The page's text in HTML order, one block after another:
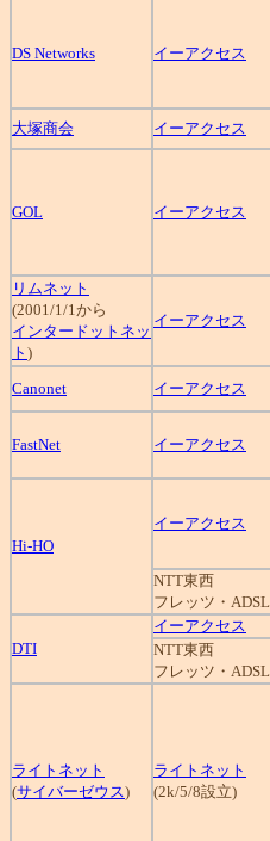
DS Networks イーアクセス
大塚商会 イーアクセス
GOL イーアクセス
リムネット
(2001/1/1から
インタードットネッ
ト )
イーアクセス
Canonet
イーアクセス
FastNet イーアクセス
Hi-HO
イーアクセス
NTT東西
フレッツ・ADSL
DTI
イーアクセス
NTT東西
フレッツ・ADSL
ライトネット
(サイバーゼウス)
ライトネット
(2k/5/8設立)